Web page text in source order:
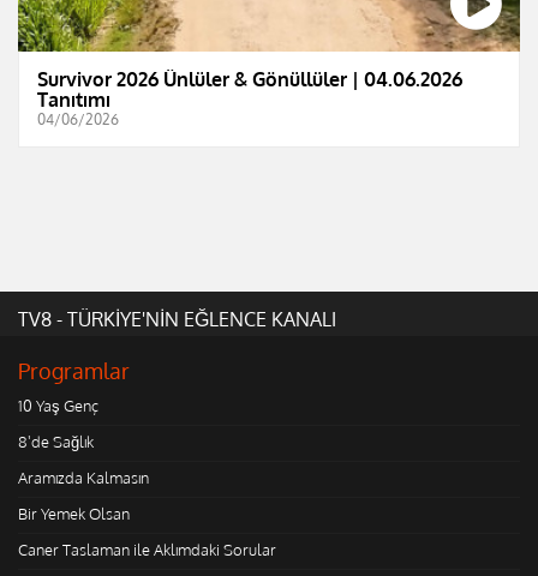
Survivor 2026 Ünlüler & Gönüllüler | 04.06.2026
Tanıtımı
04/06/2026
TV8 - TÜRKİYE'NİN EĞLENCE KANALI
Programlar
10 Yaş Genç
8'de Sağlık
Aramızda Kalmasın
Bir Yemek Olsan
Caner Taslaman ile Aklımdaki Sorular